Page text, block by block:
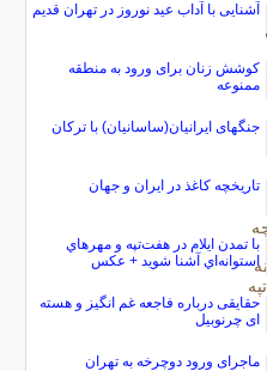
آشنایی با آداب عید نوروز در تهران قدیم
کوشش زنان برای ورود به منطقه
ممنوعه
جنگهای ایرانیان(ساسانیان) با ترکان
تاریخچه کاغذ در ایران و جهان
با تمدن ايلام در هفت‌تپه و مهرهاي
استوانه‌اي آشنا شويد + عكس
حقایقی درباره فاجعه غم انگیز و هسته
ای چرنوبیل
ماجرای ورود دوچرخه به تهران